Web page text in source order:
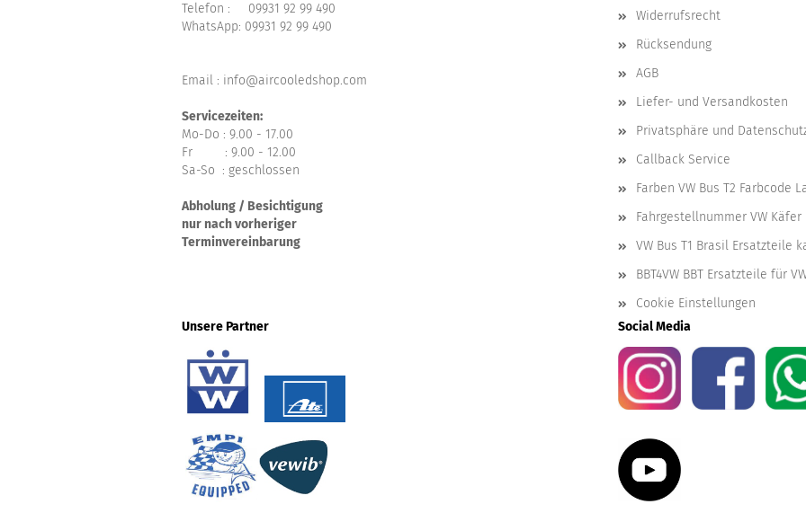
Telefon : 09931 92 99 490
WhatsApp: 09931 92 99 490
Email : info@aircooledshop.com
Servicezeiten:
Mo-Do : 9.00 - 17.00
Fr : 9.00 - 12.00
Sa-So : geschlossen
Abholung / Besichtigung
nur nach vorheriger
Terminvereinbarung
Widerrufsrecht
Rücksendung
AGB
Liefer- und Versandkosten
Privatsphäre und
Callback Service
Farben VW Bus T2 Farbcode
Fahrgestellnummer VW Käfer
VW Bus T1 Brasil Ersatzteile
BBT4VW BBT Ersatzteile für
Cookie Einstellungen
Unsere Partner
Social Media